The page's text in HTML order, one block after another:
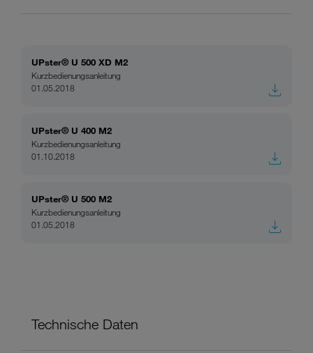
UPster® U 500 XD M2
Kurzbedienungsanleitung
01.05.2018
UPster® U 400 M2
Kurzbedienungsanleitung
01.10.2018
UPster® U 500 M2
Kurzbedienungsanleitung
01.05.2018
Technische Daten